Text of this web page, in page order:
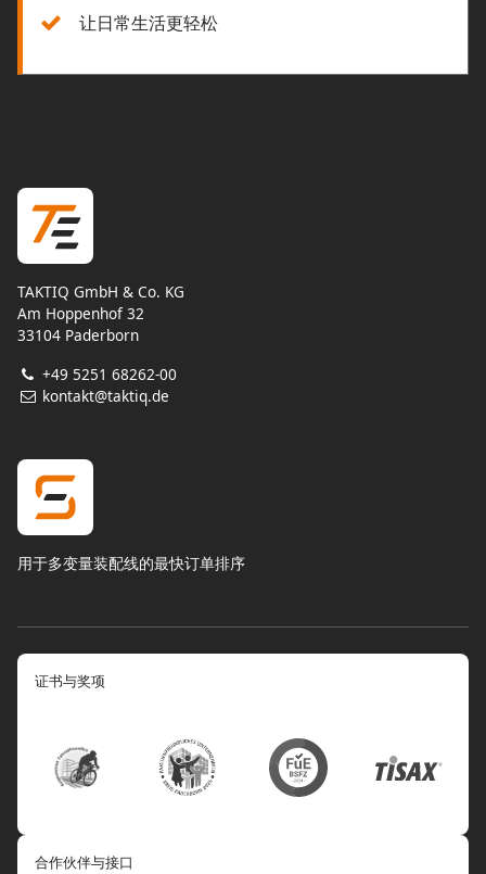
让日常生活更轻松
TAKTIQ GmbH & Co. KG
Am Hoppenhof 32
33104 Paderborn
+49 5251 68262-00
kontakt@taktiq.de
用于多变量装配线的最快订单排序
证书与奖项
合作伙伴与接口